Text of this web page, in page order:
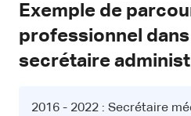
Exemple de
professionnel dans
secrétaire
2016 - 2022 : Secrétaire